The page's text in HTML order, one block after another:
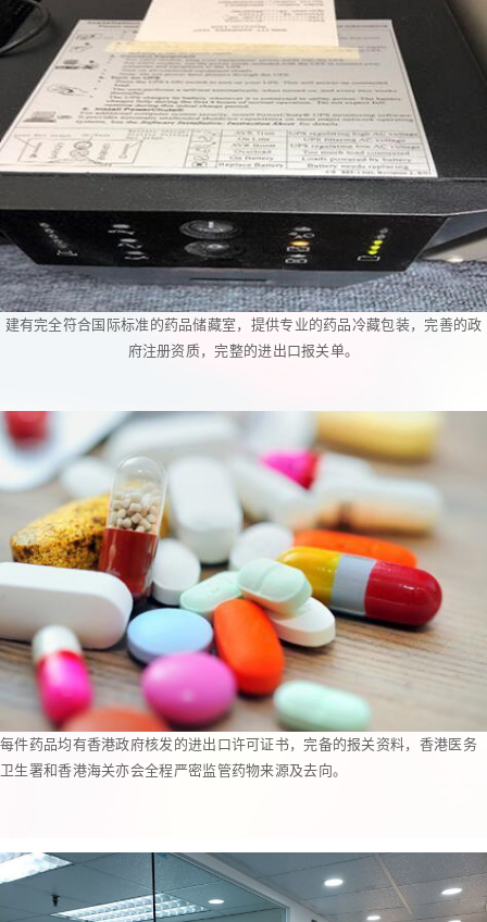
建有完全符合国际标准的药品储藏室，提供专业的药品冷藏包装，完善的政
府注册资质，完整的进出口报关单。
每件药品均有香港政府核发的进出口许可证书，完备的报关资料，香港医务
卫生署和香港海关亦会全程严密监管药物来源及去向。